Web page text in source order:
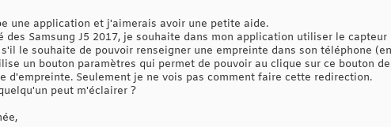
une application et j'aimerais avoir une petite aide.
des Samsung J5 2017, je souhaite dans mon application utiliser le
le souhaite de pouvoir renseigner une empreinte dans son téléphone
un bouton paramètres qui permet de pouvoir au clique sur ce bouton
d'empreinte. Seulement je ne vois pas comment faire cette redirection.
peut m'éclairer ?